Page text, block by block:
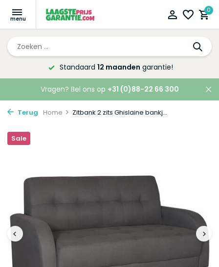
0
Standaard 12 maanden garantie!
Vragen? Bel ons op +31 (0)88-22 66 300
Terug Home Zitbank 2 zits Ghislaine bankj...
Sale